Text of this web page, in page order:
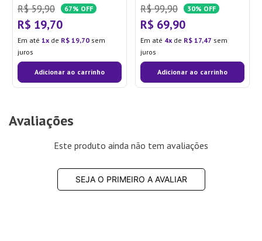
R$ 59,90 67% OFF
R$ 19,70
Em até 1 de R$ 19,70 sem
juros
Adicionar ao carrinho
R$ 99,90 30% OFF
R$ 69,90
Em até 4 de R$ 17,47 sem
juros
Adicionar ao carrinho
Avaliações
Este produto ainda não tem avaliações
SEJA O PRIMEIRO A AVALIAR